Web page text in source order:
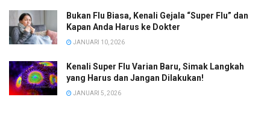
Bukan Flu Biasa, Kenali Gejala “Super Flu” dan
Kapan Anda Harus ke Dokter
JANUARI 10, 2026
Kenali Super Flu Varian Baru, Simak Langkah
yang Harus dan Jangan Dilakukan!
JANUARI 5, 2026